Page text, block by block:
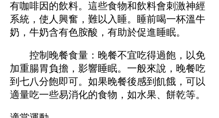
有咖啡因的飲料。這些食物和飲料會刺激神經
系統，使人興奮，難以入睡。睡前喝一杯溫牛
奶，牛奶含有色胺酸，有助於促進睡眠。
控制晚餐食量：晚餐不宜吃得過飽，以免
加重腸胃負擔，影響睡眠。一般來說，晚餐吃
到七八分飽即可。如果晚餐後感到飢餓，可以
適量吃一些易消化的食物，如水果、餅乾等。